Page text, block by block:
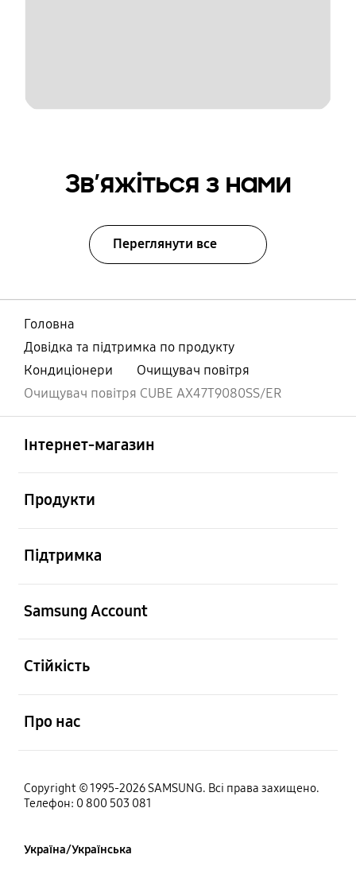
Зв’яжіться з нами
Переглянути все
Головна
Довідка та підтримка по продукту
Кондиціонери
Очищувач повітря
Очищувач повітря CUBE AX47T9080SS/ER
Інтернет-магазин
Продукти
Підтримка
Samsung Account
Стійкість
Про нас
Copyright © 1995-2026 SAMSUNG. Всі права захищено.
Телефон: 0 800 503 081
Україна/Українська